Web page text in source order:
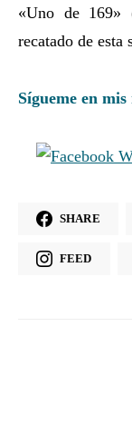
«Uno de 169»
recatado de esta
Sígueme en mis
SHARE
FEED